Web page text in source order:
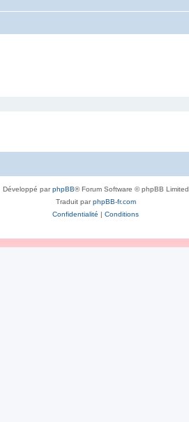
Développé parphpBB® Forum Software © phpBB Limited
Traduit parphpBB-fr.com
Confidentialité | Conditions